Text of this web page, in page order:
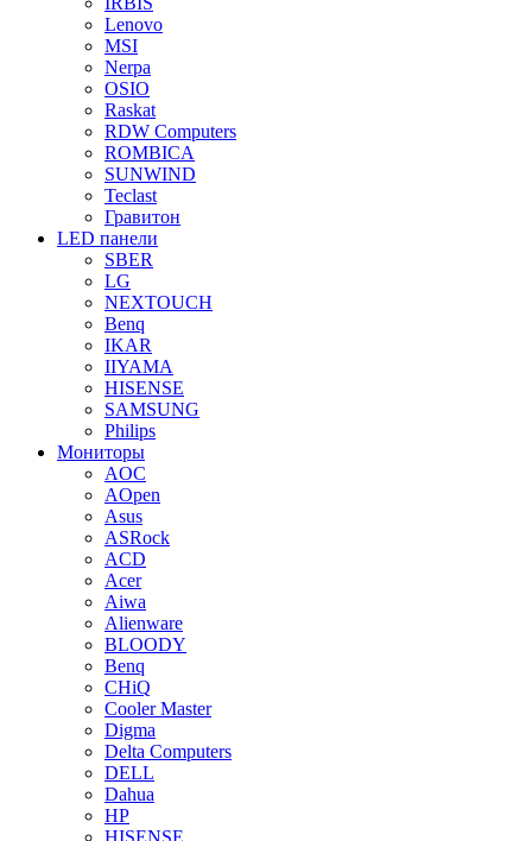
Lenovo
MSI
Nerpa
OSIO
Raskat
RDW Computers
ROMBICA
SUNWIND
Teclast
Гравитон
LED панели
SBER
LG
NEXTOUCH
Benq
IKAR
IIYAMA
HISENSE
SAMSUNG
Philips
Мониторы
AOC
AOpen
Asus
ASRock
ACD
Acer
Aiwa
Alienware
BLOODY
Benq
CHiQ
Cooler Master
Digma
Delta Computers
DELL
Dahua
HP